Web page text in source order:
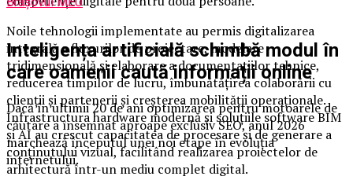
Noile tehnologii implementate au permis digitalizarea
integrală a fluxurilor de proiectare, modelare
tridimensională și elaborare a documentațiilor tehnice,
reducerea timpilor de lucru, îmbunătățirea colaborării cu
clienții și partenerii și creșterea mobilității operaționale.
Infrastructura hardware modernă și soluțiile software BIM
și AI au crescut capacitatea de procesare și de generare a
conținutului vizual, facilitând realizarea proiectelor de
arhitectură într-un mediu complet digital.
Inteligența artificială schimbă modul în
care oamenii caută informații online
Dacă în ultimii 20 de ani optimizarea pentru motoarele de
căutare a însemnat aproape exclusiv SEO, anul 2026
marchează începutul unei noi etape în evoluția
internetului.